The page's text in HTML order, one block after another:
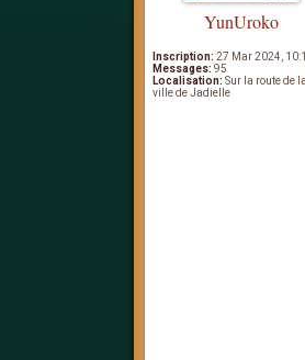
YunUroko
Inscription: 27 Mar 2024,
Messages: 95
Localisation: Sur la route de la
ville de Jadielle